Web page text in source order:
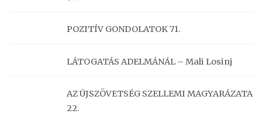
POZITÍV GONDOLATOK 71.
LÁTOGATÁS ADELMÁNÁL – Mali Losinj
AZ ÚJSZÖVETSÉG SZELLEMI MAGYARÁZATA
22.